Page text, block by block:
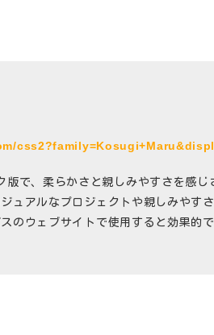
で、柔らかさと親しみやすさを感
ュアルなプロジェクトや親しみやす
のウェブサイトで使用すると効果的で